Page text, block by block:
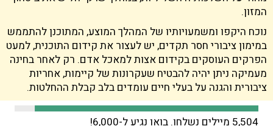
המזון.
ציבורית והגנה על בעלי חיים עומדים בלב קבלת ההחלטות.
5,504 מיילים נשלחו. בואו נגיע ל-6,000!